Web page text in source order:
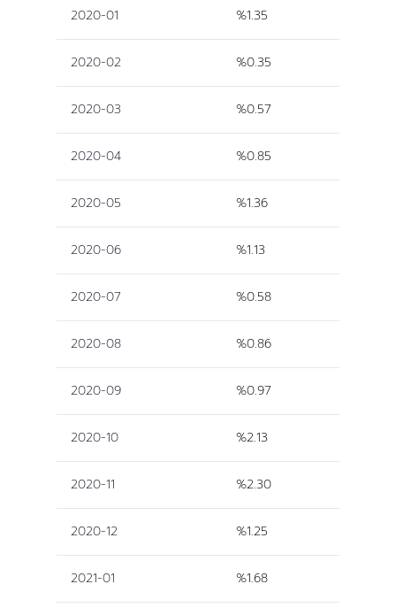
2020-01 %1.35
2020-02 %0.35
2020-03 %0.57
2020-04 %0.85
2020-05 %1.36
2020-06 %1.13
2020-07 %0.58
2020-08 %0.86
2020-09 %0.97
2020-10 %2.13
2020-11 %2.30
2020-12 %1.25
2021-01 %1.68